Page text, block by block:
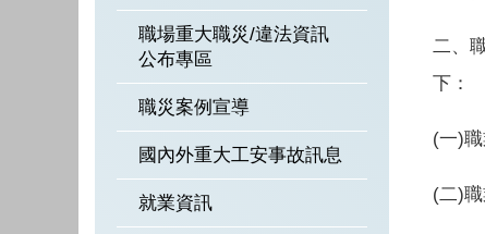
職場重大職災/違法資訊
公布專區
職災案例宣導
國內外重大工安事故訊息
就業資訊
二、
下：
(一)
(二)